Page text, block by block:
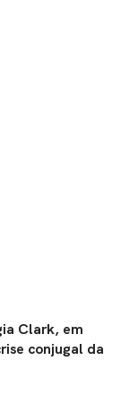
Clark, em
conjugal da